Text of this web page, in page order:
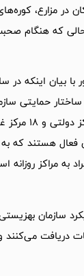
در مزارع،
که هنگام
بیان اینکه در
فعال هستند که
به مراکز
سازمان
دریافت